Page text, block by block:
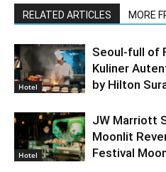
RELATED ARTICLES MORE
Hotel
Seoul-full of
Kuliner
by Hilton
Hotel
JW Marriott
Moonlit
Festival